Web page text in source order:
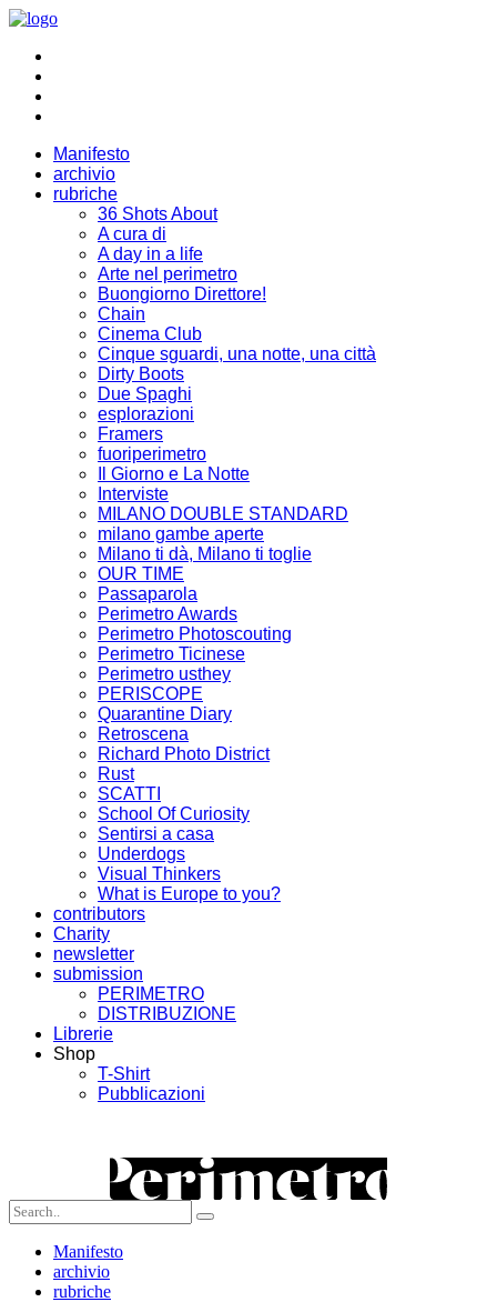
Manifesto
archivio
rubriche
36 Shots About
A cura di
A day in a life
Arte nel perimetro
Buongiorno Direttore!
Chain
Cinema Club
Cinque sguardi, una notte, una città
Dirty Boots
Due Spaghi
esplorazioni
Framers
fuoriperimetro
Il Giorno e La Notte
Interviste
MILANO DOUBLE STANDARD
milano gambe aperte
Milano ti dà, Milano ti toglie
OUR TIME
Passaparola
Perimetro Awards
Perimetro Photoscouting
Perimetro Ticinese
Perimetro usthey
PERISCOPE
Quarantine Diary
Retroscena
Richard Photo District
Rust
SCATTI
School Of Curiosity
Sentirsi a casa
Underdogs
Visual Thinkers
What is Europe to you?
contributors
Charity
newsletter
submission
PERIMETRO
DISTRIBUZIONE
Librerie
Shop
T-Shirt
Pubblicazioni
Manifesto
archivio
rubriche